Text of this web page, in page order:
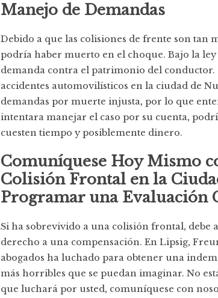
Manejo de Demandas
Debido a que las colisiones de frente son tan
podría haber muerto en el choque. Bajo la
demanda contra el patrimonio del conductor.
accidentes automovilísticos en la ciudad de
demandas por muerte injusta, por lo que
intentara manejar el caso por su cuenta,
cuesten tiempo y posiblemente dinero.
Comuníquese Hoy Mismo
Colisión Frontal en la
Programar una Evaluación
Si ha sobrevivido a una colisión frontal, debe
derecho a una compensación. En Lipsig,
abogados ha luchado para obtener una
más horribles que se puedan imaginar. No
que luchará por usted, comuníquese con